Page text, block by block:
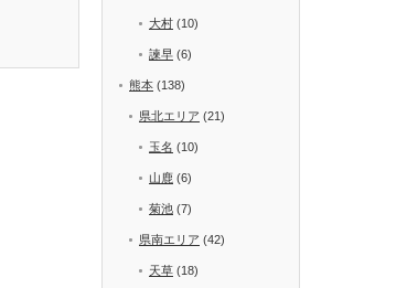
大村 (10)
諫早 (6)
熊本 (138)
県北エリア (21)
玉名 (10)
山鹿 (6)
菊池 (7)
県南エリア (42)
天草 (18)